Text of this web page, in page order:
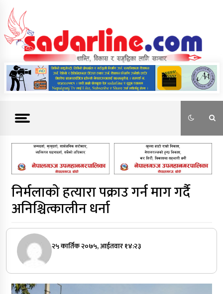
content
News For Nepal
निर्मलाको हत्यारा पक्राउ गर्न माग गर्दै
अनिश्चित्कालीन धर्ना
२५ कार्तिक २०७५, आईतवार १४:२३